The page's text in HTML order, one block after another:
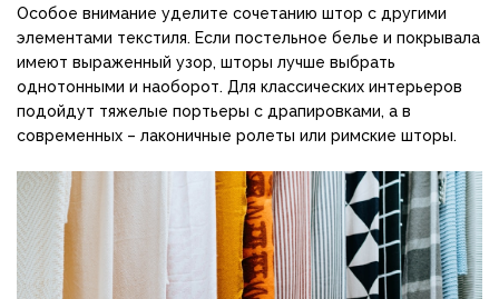
Особое внимание уделите сочетанию штор с другими
элементами текстиля. Если постельное белье и покрывала
имеют выраженный узор, шторы лучше выбрать
однотонными и наоборот. Для классических интерьеров
подойдут тяжелые портьеры с драпировками, а в
современных – лаконичные ролеты или римские шторы.